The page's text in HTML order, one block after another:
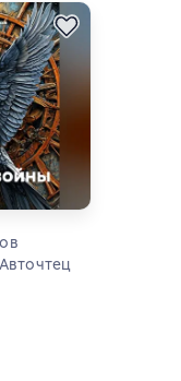
рейтинг 0 на основе 0